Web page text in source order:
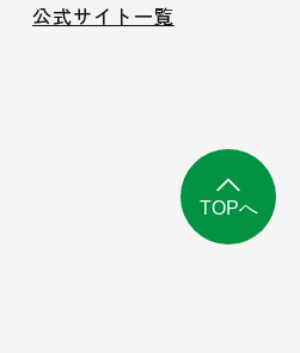
公式サイト一覧
TOPへ